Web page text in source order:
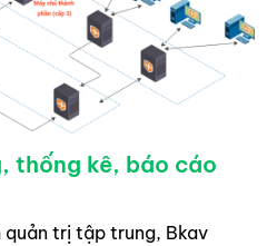
thống kê, báo cáo
quản trị tập trung, Bkav